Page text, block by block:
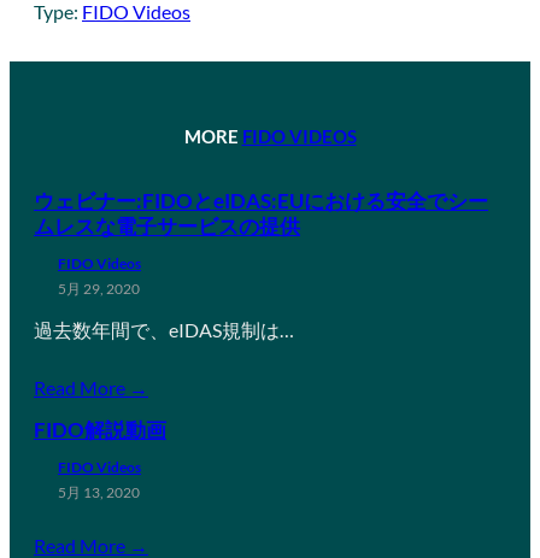
Type: FIDO Videos
MORE FIDO VIDEOS
ウェビナー:FIDOとeIDAS:EUにおける安全でシー
ムレスな電子サービスの提供
FIDO Videos
5月 29, 2020
過去数年間で、eIDAS規制は…
Read More →
FIDO解説動画
FIDO Videos
5月 13, 2020
Read More →